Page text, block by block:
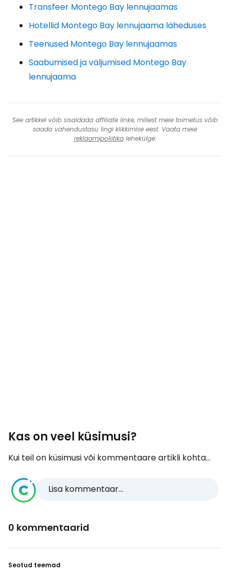
Transfeer Montego Bay lennujaamas
Hotellid Montego Bay lennujaama läheduses
Teenused Montego Bay lennujaamas
Saabumised ja väljumised Montego Bay
lennujaama
See artikkel võib sisaldada affiliate linke, millest meie toimetus võib
saada vahendustasu lingi klikkimise eest. Vaata meie
reklaamipoliitikalehekülge.
Kas on veel küsimusi?
Kui teil on küsimusi või kommentaare artikli kohta...
Lisa kommentaar...
0 kommentaarid
Seotud teemad